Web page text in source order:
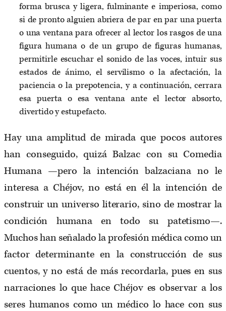
forma brusca y ligera, fulminante e imperiosa, como
si de pronto alguien abriera de par en par una puerta
o una ventana para ofrecer al lector los rasgos de una
figura humana o de un grupo de figuras humanas,
permitirle escuchar el sonido de las voces, intuir sus
estados de ánimo, el servilismo o la afectación, la
paciencia o la prepotencia, y a continuación, cerrara
esa puerta o esa ventana ante el lector absorto,
divertido y estupefacto.
Hay una amplitud de mirada que pocos autores
han conseguido, quizá Balzac con su Comedia
Humana —pero la intención balzaciana no le
interesa a Chéjov, no está en él la intención de
construir un universo literario, sino de mostrar la
condición humana en todo su patetismo—.
Muchos han señalado la profesión médica como un
factor determinante en la construcción de sus
cuentos, y no está de más recordarla, pues en sus
narraciones lo que hace Chéjov es observar a los
seres humanos como un médico lo hace con sus